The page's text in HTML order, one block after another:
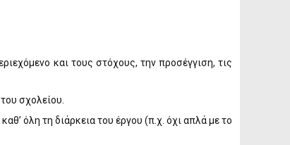
και τους στόχους, την προσέγγιση, τις
σχολείου.
όλη τη διάρκεια του έργου (π.χ. όχι απλά με το